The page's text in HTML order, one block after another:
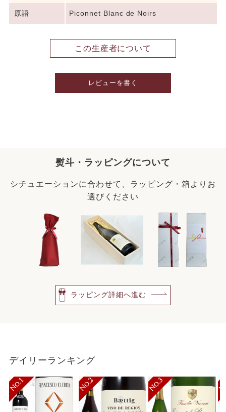
原語 Piconnet Blanc de Noirs
この生産者について
レビューを書く
熨斗・ラッピングについて
シチュエーションに合わせて、ラッピング・箱よりお
選びください
ラッピング詳細へ進む
デイリーランキング